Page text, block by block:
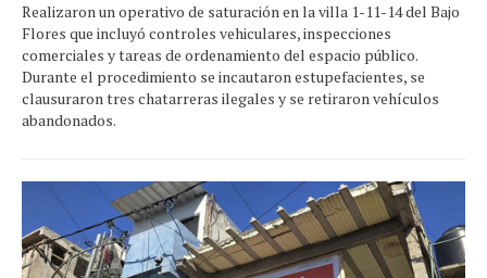
Realizaron un operativo de saturación en la villa 1-11-14 del Bajo
Flores que incluyó controles vehiculares, inspecciones
comerciales y tareas de ordenamiento del espacio público.
Durante el procedimiento se incautaron estupefacientes, se
clausuraron tres chatarreras ilegales y se retiraron vehículos
abandonados.